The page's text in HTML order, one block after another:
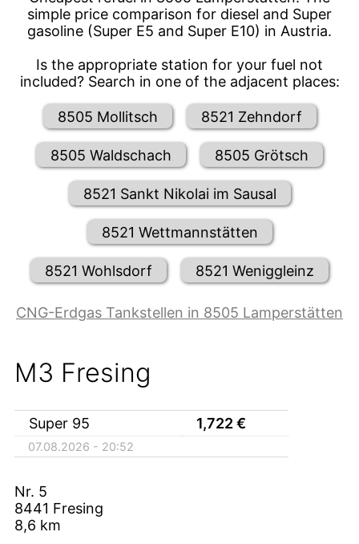
simple price comparison for diesel and Super
gasoline (Super E5 and Super E10) in Austria.
Is the appropriate station for your fuel not
included? Search in one of the adjacent places:
8505 Mollitsch 8521 Zehndorf
8505 Waldschach 8505 Grötsch
8521 Sankt Nikolai im Sausal
8521 Wettmannstätten
8521 Wohlsdorf 8521 Weniggleinz
CNG-Erdgas Tankstellen in 8505 Lamperstätten
M3 Fresing
Super 95 1,722€
07.08.2026 - 20:52
Nr. 5
8441 Fresing
8,6 km